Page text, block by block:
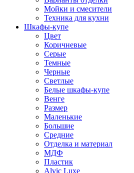
Мойки и смесители
Техника для кухни
Шкафы-купе
Цвет
Коричневые
Серые
Темные
Черные
Светлые
Белые шкафы-купе
Венге
Размер
Маленькие
Большие
Средние
Отделка и материал
МДФ
Пластик
Alvic Luxe